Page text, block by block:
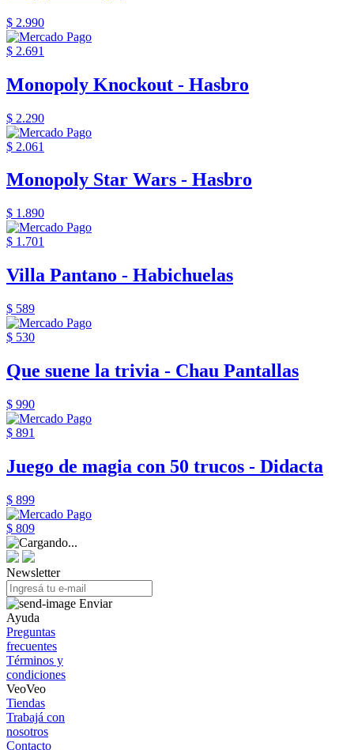
$ 2.990
$ 2.691
Monopoly Knockout - Hasbro
$ 2.290
$ 2.061
Monopoly Star Wars - Hasbro
$ 1.890
$ 1.701
Villa Pantano - Habichuelas
$ 589
$ 530
Que suene la trivia - Chau Pantallas
$ 990
$ 891
Juego de magia con 50 trucos - Didacta
$ 899
$ 809
Newsletter
Enviar
Ayuda
Preguntas
frecuentes
Términos y
condiciones
VeoVeo
Tiendas
Trabajá con
nosotros
Contacto